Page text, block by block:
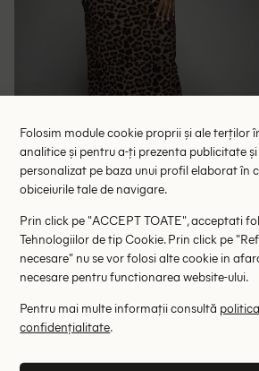
animal print
64.50 lei
RRP: 129.00 lei
Folosim module cookie proprii și ale terților
analitice și pentru a-ți prezenta publicitate
personalizat pe baza unui profil elaborat în
obiceiurile tale de navigare.
Prin click pe "ACCEPT TOATE", acceptati
Tehnologiilor de tip Cookie. Prin click pe
necesare" nu se vor folosi alte cookie in
necesare pentru functionarea website-ului.
Pentru mai multe informații consultă
confidențialitate.